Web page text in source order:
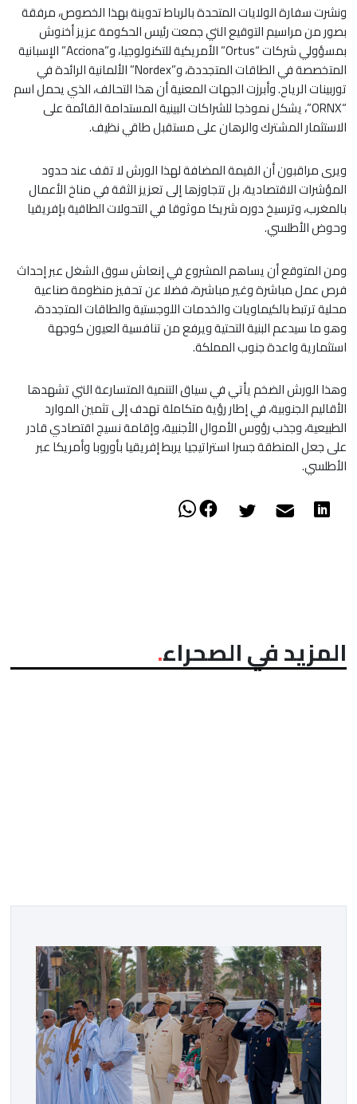
ونشرت سفارة الولايات المتحدة بالرباط تدوينة بهذا الخصوص، مرفقة
بصور من مراسيم التوقيع التي جمعت رئيس الحكومة عزيز أخنوش
بمسؤولي شركات “Ortus” الأمريكية للتكنولوجيا، و”Acciona” الإسبانية
المتخصصة في الطاقات المتجددة، و”Nordex” الألمانية الرائدة في
توربينات الرياح. وأبرزت الجهات المعنية أن هذا التحالف، الذي يحمل اسم
“ORNX”، يشكل نموذجا للشراكات البينية المستدامة القائمة على
الاستثمار المشترك والرهان على مستقبل طاقي نظيف.
ويرى مراقبون أن القيمة المضافة لهذا الورش لا تقف عند حدود
المؤشرات الاقتصادية، بل تتجاوزها إلى تعزيز الثقة في مناخ الأعمال
بالمغرب، وترسيخ دوره شريكا موثوقا في التحولات الطاقية بإفريقيا
وحوض الأطلسي.
ومن المتوقع أن يساهم المشروع في إنعاش سوق الشغل عبر إحداث
فرص عمل مباشرة وغير مباشرة، فضلا عن تحفيز منظومة صناعية
محلية ترتبط بالكيماويات والخدمات اللوجستية والطاقات المتجددة،
وهو ما سيدعم البنية التحتية ويرفع من تنافسية العيون كوجهة
استثمارية واعدة جنوب المملكة.
وهذا الورش الضخم يأتي في سياق التنمية المتسارعة التي تشهدها
الأقاليم الجنوبية، في إطار رؤية متكاملة تهدف إلى تثمين الموارد
الطبيعية، وجذب رؤوس الأموال الأجنبية، وإقامة نسيج اقتصادي قادر
على جعل المنطقة جسرا استراتيجيا يربط إفريقيا بأوروبا وأمريكا عبر
الأطلسي.
المزيد في الصحراء